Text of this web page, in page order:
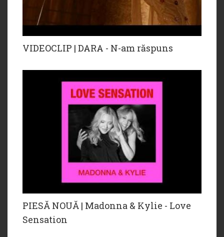
VIDEOCLIP | DARA - N-am răspuns
PIESĂ NOUĂ | Madonna & Kylie - Love
Sensation